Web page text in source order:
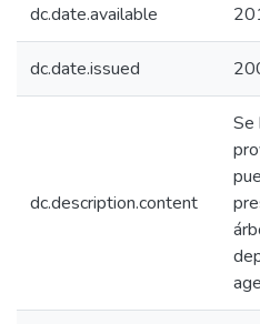
dc.date.available
dc.date.issued
dc.description.content
Se